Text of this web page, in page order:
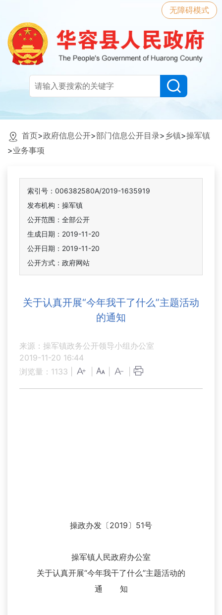
无障碍模式
首页>政府信息公开>部门信息公开目录> 乡镇>操军镇
>业务事项
索引号：006382580A/2019-1635919
发布机构：操军镇
公开范围：全部公开
生成日期：2019-11-20
公开日期：2019-11-20
公开方式：政府网站
关于认真开展“今年我干了什么”主题活动
的通知
来源：操军镇政务公开领导小组办公室
2019-11-20 16:44
浏览量： 1133
操政办发〔2019〕51号
操军镇人民政府办公室
关于认真开展“今年我干了什么”主题活动的
通 知